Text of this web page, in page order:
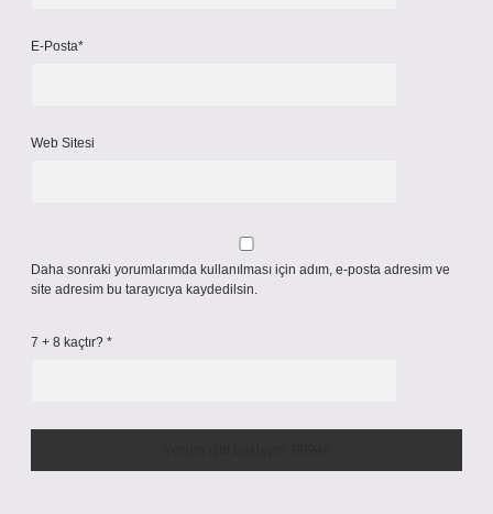
E-Posta*
Web Sitesi
Daha sonraki yorumlarımda kullanılması için adım, e-posta adresim ve
site adresim bu tarayıcıya kaydedilsin.
7 + 8 kaçtır? *